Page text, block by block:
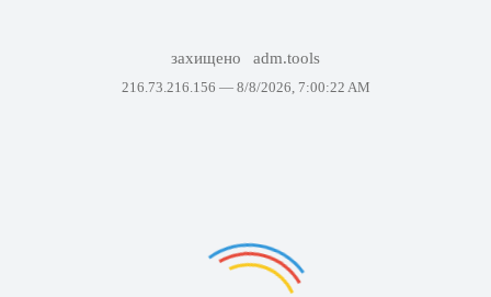
захищено adm.tools
216.73.216.156 — 8/8/2026, 7:00:22 AM